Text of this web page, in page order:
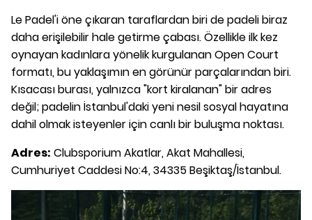
Le Padel'i öne çıkaran taraflardan biri de padeli biraz
daha erişilebilir hale getirme çabası. Özellikle ilk kez
oynayan kadınlara yönelik kurgulanan Open Court
formatı, bu yaklaşımın en görünür parçalarından biri.
Kısacası burası, yalnızca "kort kiralanan" bir adres
değil; padelin İstanbul'daki yeni nesil sosyal hayatına
dahil olmak isteyenler için canlı bir buluşma noktası.
Adres: Clubsporium Akatlar, Akat Mahallesi,
Cumhuriyet Caddesi No:4, 34335 Beşiktaş/İstanbul.